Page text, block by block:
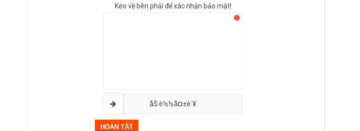
Kéo về bên phải để xác nhận bảo mật!
åŠ è½½å¤±è´¥
HOÀN TẤT